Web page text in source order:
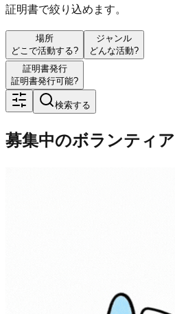
証明書で絞り込めます。
場所
どこで活動する?
ジャンル
どんな活動?
証明書発行
証明書発行可能?
検索する
募集中のボランティア